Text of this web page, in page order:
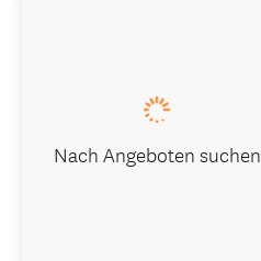
Nach Angeboten suchen